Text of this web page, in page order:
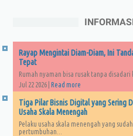
Rayap Mengintai Diam-Diam, Ini
Tepat
Rumah nyaman bisa rusak tanpa disadari
Jul 22 2026 | Read more
Tiga Pilar Bisnis Digital yang Sering
Usaha Skala Menengah
Pelaku usaha skala menengah yang
pertumbuhan...